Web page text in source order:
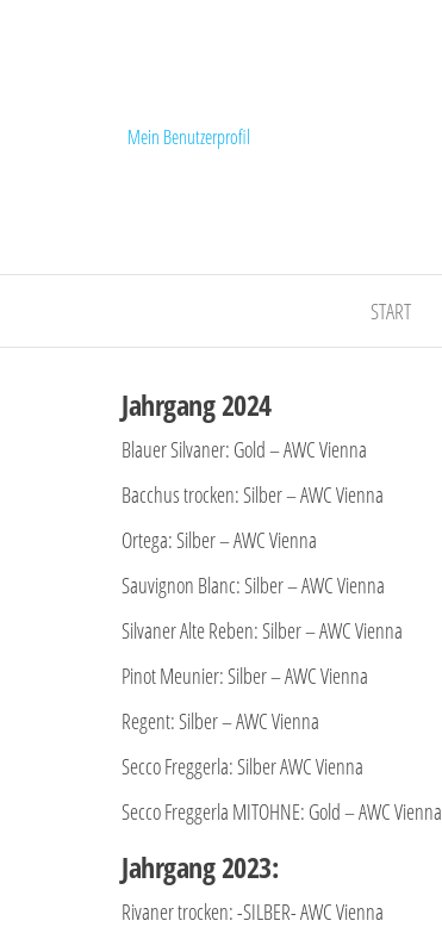
Mein Benutzerprofil
START
Jahrgang 2024
Blauer Silvaner: Gold – AWC Vienna
Bacchus trocken: Silber – AWC Vienna
Ortega: Silber – AWC Vienna
Sauvignon Blanc: Silber – AWC Vienna
Silvaner Alte Reben: Silber – AWC Vienna
Pinot Meunier: Silber – AWC Vienna
Regent: Silber – AWC Vienna
Secco Freggerla: Silber AWC Vienna
Secco Freggerla MITOHNE: Gold – AWC Vienna
Jahrgang 2023:
Rivaner trocken: -SILBER- AWC Vienna